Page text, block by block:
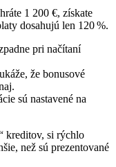
1 200 €, získate
dosahujú len 120 %.
pri načítaní
že bonusové
sú nastavené na
kreditov, si rýchlo
než sú prezentované